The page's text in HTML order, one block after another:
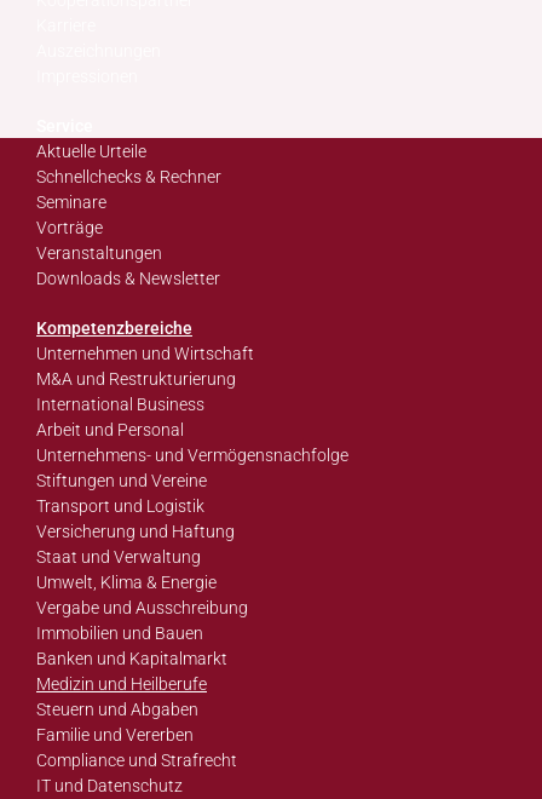
Aktuelle Urteile
Schnellchecks & Rechner
Seminare
Vorträge
Veranstaltungen
Downloads & Newsletter
Kompetenzbereiche
Unternehmen und Wirtschaft
M&A und Restrukturierung
International Business
Arbeit und Personal
Unternehmens- und Vermögensnachfolge
Stiftungen und Vereine
Transport und Logistik
Versicherung und Haftung
Staat und Verwaltung
Umwelt, Klima & Energie
Vergabe und Ausschreibung
Immobilien und Bauen
Banken und Kapitalmarkt
Medizin und Heilberufe
Steuern und Abgaben
Familie und Vererben
Compliance und Strafrecht
IT und Datenschutz